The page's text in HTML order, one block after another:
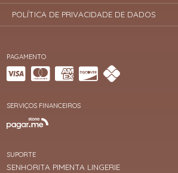
PAGAMENTO
SERVIÇOS FINANCEIROS
SUPORTE
SENHORITA PIMENTA LINGERIE
POLÍTICA DE PRIVACIDADE DE DADOS